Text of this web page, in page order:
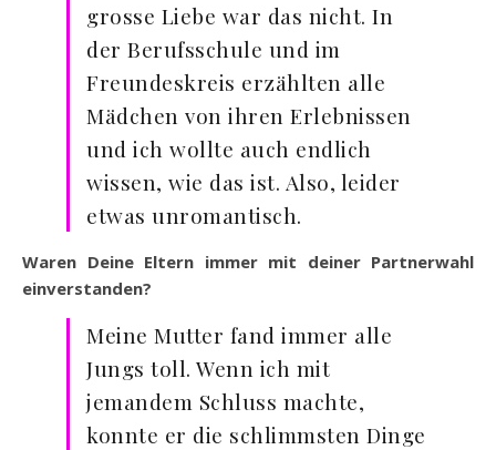
grosse Liebe war das nicht. In
der Berufsschule und im
Freundeskreis erzählten alle
Mädchen von ihren Erlebnissen
und ich wollte auch endlich
wissen, wie das ist. Also, leider
etwas unromantisch.
Waren Deine Eltern immer mit deiner Partnerwahl
einverstanden?
Meine Mutter fand immer alle
Jungs toll. Wenn ich mit
jemandem Schluss machte,
konnte er die schlimmsten Dinge